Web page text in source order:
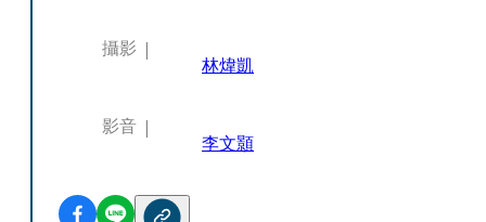
攝影
林煒凱
影音
李文顥